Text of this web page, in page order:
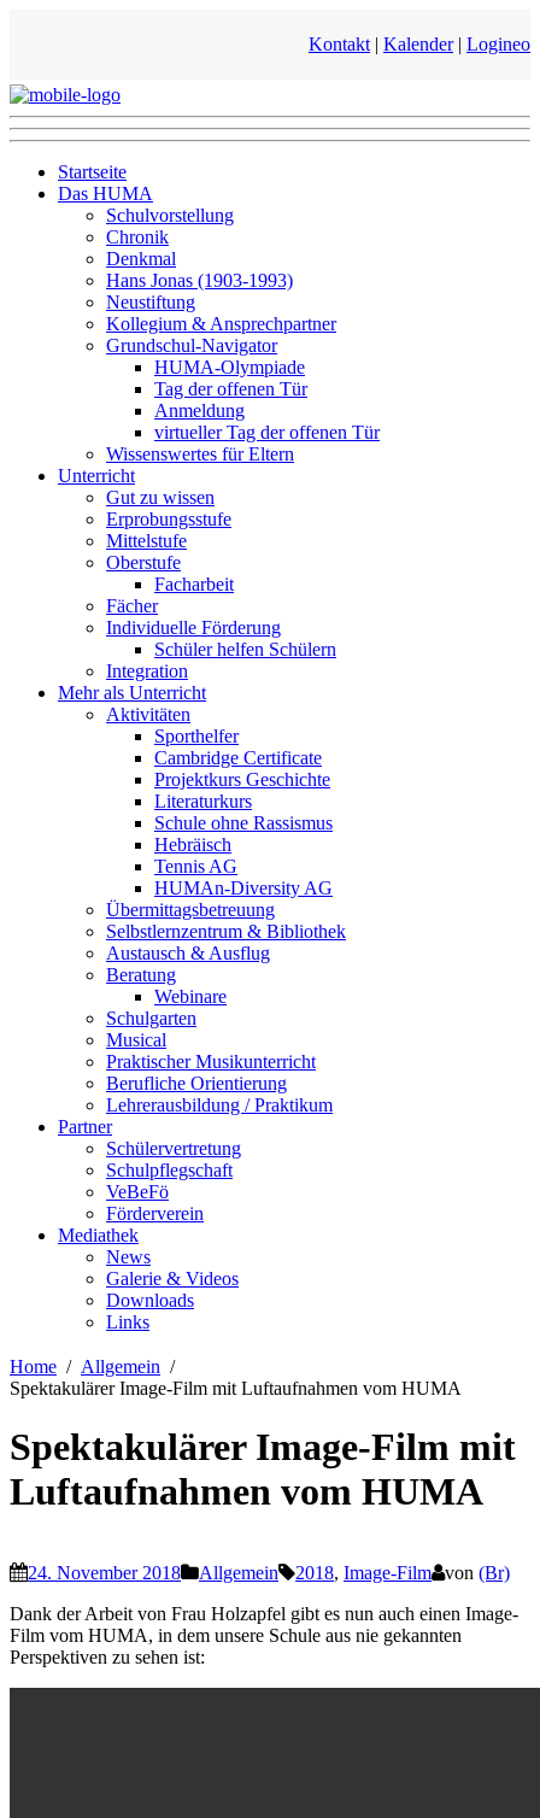
Kontakt | Kalender| Logineo
Startseite
Das HUMA
Schulvorstellung
Chronik
Denkmal
Hans Jonas (1903-1993)
Neustiftung
Kollegium & Ansprechpartner
Grundschul-Navigator
HUMA-Olympiade
Tag der offenen Tür
Anmeldung
virtueller Tag der offenen Tür
Wissenswertes für Eltern
Unterricht
Gut zu wissen
Erprobungsstufe
Mittelstufe
Oberstufe
Facharbeit
Fächer
Individuelle Förderung
Schüler helfen Schülern
Integration
Mehr als Unterricht
Aktivitäten
Sporthelfer
Cambridge Certificate
Projektkurs Geschichte
Literaturkurs
Schule ohne Rassismus
Hebräisch
Tennis AG
HUMAn-Diversity AG
Übermittagsbetreuung
Selbstlernzentrum & Bibliothek
Austausch & Ausflug
Beratung
Webinare
Schulgarten
Musical
Praktischer Musikunterricht
Berufliche Orientierung
Lehrerausbildung / Praktikum
Partner
Schülervertretung
Schulpflegschaft
VeBeFö
Förderverein
Mediathek
News
Galerie & Videos
Downloads
Links
Home
Allgemein
Spektakulärer Image-Film mit Luftaufnahmen vom HUMA
Spektakulärer Image-Film mit
Luftaufnahmen vom HUMA
24. November 2018 Allgemein 2018, Image-Film von (Br)
Dank der Arbeit von Frau Holzapfel gibt es nun auch einen Image-
Film vom HUMA, in dem unsere Schule aus nie gekannten
Perspektiven zu sehen ist: